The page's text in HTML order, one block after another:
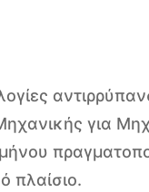
για
πλαίσιο.